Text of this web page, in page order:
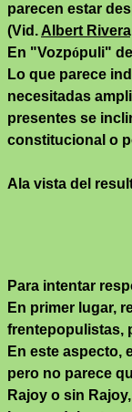
parecen estar
(Vid. Albert
En "Vozpópuli"
Lo que parece
necesitadas
presentes se
constitucional o
Ala vista del
Para intentar
En primer lugar,
frentepopulistas,
En este aspecto,
pero no parece
Rajoy o sin